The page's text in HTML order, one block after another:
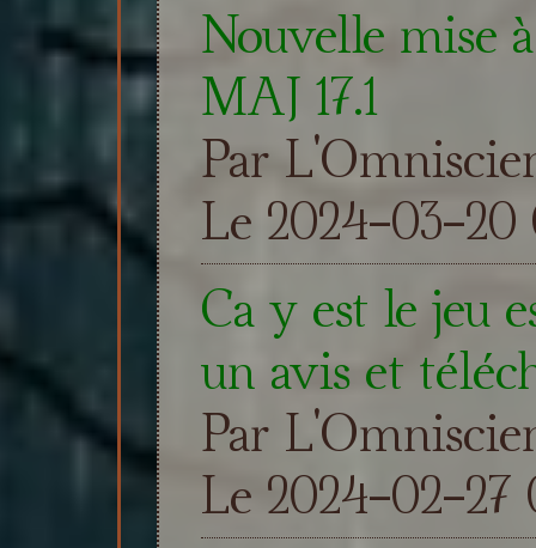
Nouvelle mise
MAJ 17.1
Par
Le 2024-03-20
Ca y est le jeu
un avis et
Par
Le 2024-02-27